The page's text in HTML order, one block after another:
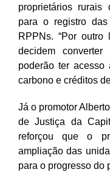
proprietários rurais
para o registro
RPPNs. “Por
decidem
poderão ter acesso
carbono e créditos
Já o promotor
de Justiça da
reforçou que o
ampliação das
para o progresso do